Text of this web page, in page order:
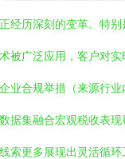
历深刻的变革。特
广泛应用，客户对
合规举措（来源行
集融合宏观税收表
更多展现出灵活循